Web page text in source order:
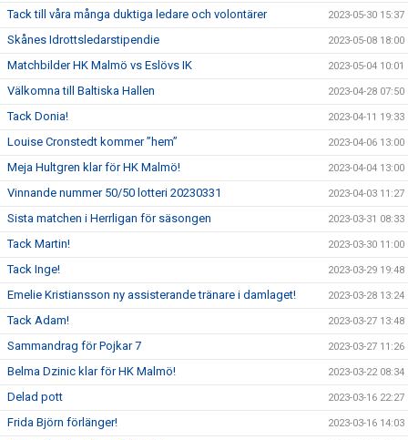
Tack till våra många duktiga ledare och volontärer 2023-05-30 15:37
Skånes Idrottsledarstipendie 2023-05-08 18:00
Matchbilder HK Malmö vs Eslövs IK 2023-05-04 10:01
Välkomna till Baltiska Hallen 2023-04-28 07:50
Tack Donia! 2023-04-11 19:33
Louise Cronstedt kommer ”hem” 2023-04-06 13:00
Meja Hultgren klar för HK Malmö! 2023-04-04 13:00
Vinnande nummer 50/50 lotteri 20230331 2023-04-03 11:27
Sista matchen i Herrligan för säsongen 2023-03-31 08:33
Tack Martin! 2023-03-30 11:00
Tack Inge! 2023-03-29 19:48
Emelie Kristiansson ny assisterande tränare i damlaget! 2023-03-28 13:24
Tack Adam! 2023-03-27 13:48
Sammandrag för Pojkar 7 2023-03-27 11:26
Belma Dzinic klar för HK Malmö! 2023-03-22 08:34
Delad pott 2023-03-16 22:27
Frida Björn förlänger! 2023-03-16 14:03